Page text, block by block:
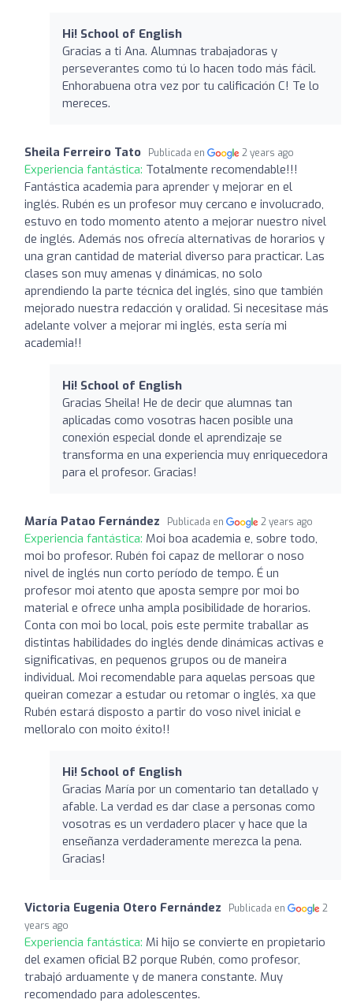
Hi! School of English
Gracias a ti Ana. Alumnas trabajadoras y
perseverantes como tú lo hacen todo más fácil.
Enhorabuena otra vez por tu calificación C! Te lo
mereces.
Sheila Ferreiro Tato Publicada en 2 years ago
Experiencia fantástica: Totalmente recomendable!!!
Fantástica academia para aprender y mejorar en el
inglés. Rubén es un profesor muy cercano e involucrado,
estuvo en todo momento atento a mejorar nuestro nivel
de inglés. Además nos ofrecía alternativas de horarios y
una gran cantidad de material diverso para practicar. Las
clases son muy amenas y dinámicas, no solo
aprendiendo la parte técnica del inglés, sino que también
mejorado nuestra redacción y oralidad. Si necesitase más
adelante volver a mejorar mi inglés, esta sería mi
academia!!
Hi! School of English
Gracias Sheila! He de decir que alumnas tan
aplicadas como vosotras hacen posible una
conexión especial donde el aprendizaje se
transforma en una experiencia muy enriquecedora
para el profesor. Gracias!
María Patao Fernández Publicada en 2 years ago
Experiencia fantástica: Moi boa academia e, sobre todo,
moi bo profesor. Rubén foi capaz de mellorar o noso
nivel de inglés nun corto período de tempo. É un
profesor moi atento que aposta sempre por moi bo
material e ofrece unha ampla posibilidade de horarios.
Conta con moi bo local, pois este permite traballar as
distintas habilidades do inglés dende dinámicas activas e
significativas, en pequenos grupos ou de maneira
individual. Moi recomendable para aquelas persoas que
queiran comezar a estudar ou retomar o inglés, xa que
Rubén estará disposto a partir do voso nivel inicial e
melloralo con moito éxito!!
Hi! School of English
Gracias María por un comentario tan detallado y
afable. La verdad es dar clase a personas como
vosotras es un verdadero placer y hace que la
enseñanza verdaderamente merezca la pena.
Gracias!
Victoria Eugenia Otero Fernández Publicada en
2
years ago
Experiencia fantástica: Mi hijo se convierte en propietario
del examen oficial B2 porque Rubén, como profesor,
trabajó arduamente y de manera constante. Muy
recomendado para adolescentes.